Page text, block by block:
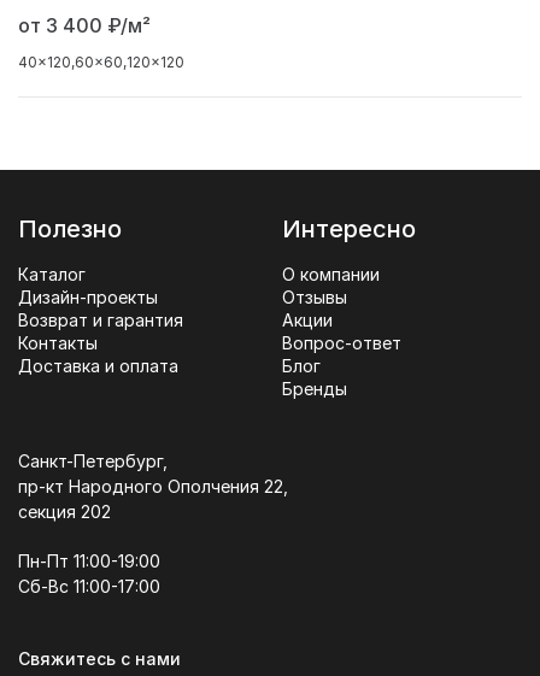
от 3 400 ₽/м²
40x120 60x60 120x120
Полезно
Каталог
Дизайн-проекты
Возврат и гарантия
Контакты
Доставка и оплата
Интересно
О компании
Отзывы
Акции
Вопрос-ответ
Блог
Бренды
Санкт-Петербург,
пр-кт Народного Ополчения 22,
секция 202
Пн-Пт 11:00-19:00
Сб-Вс 11:00-17:00
Свяжитесь с нами